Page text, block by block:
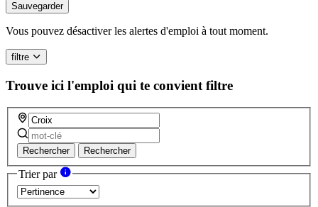
Sauvegarder
Vous pouvez désactiver les alertes d'emploi à tout moment.
filtre
Trouve ici l'emploi qui te convient filtre
Rechercher Rechercher
Trier par